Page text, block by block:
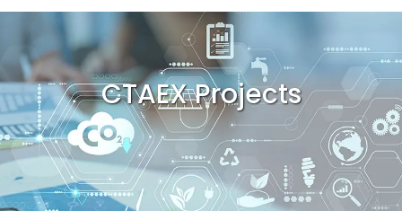
RESEARCH
SERVICES
EVENTS
CTAEX Projects